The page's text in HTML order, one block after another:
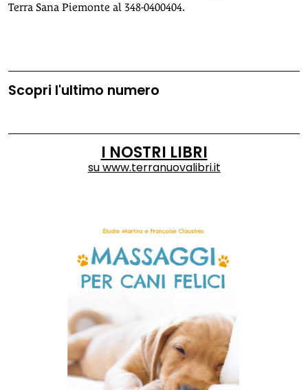
Terra Sana Piemonte al 348-0400404.
Scopri l'ultimo numero
I NOSTRI LIBRI
suwww.terranuovalibri.it